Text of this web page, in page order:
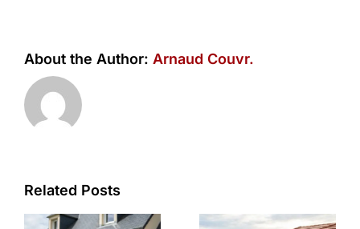
About the Author: Arnaud Couvr.
Related Posts